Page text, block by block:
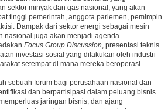
sektor minyak dan gas nasional, yang akan
tinggi pemerintah, anggota parlemen, pemimpin
Dampak dari sektor energi sebagai mesin
nasional juga akan menjadi agenda
Focus Group Discussion, presentasi teknis
investasi sosial yang dilakukan oleh industri
setempat di mana mereka beroperasi.
sebuah forum bagi perusahaan nasional dan
dan berpartisipasi dalam peluang bisnis
jaringan bisnis, dan ajang